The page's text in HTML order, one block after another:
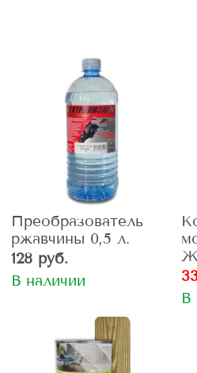
Преобразователь
ржавчины 0,5 л.
128 руб.
В наличии
В